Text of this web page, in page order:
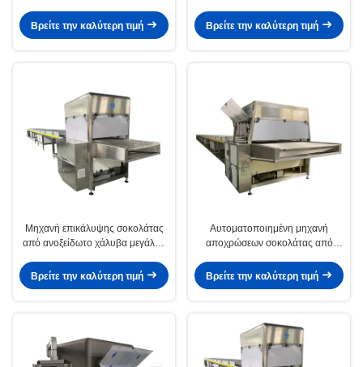
ζαχαρωτών
Βρείτε την καλύτερη τιμή
PLC
Βρείτε την καλύτερη τιμή
Μηχανή επικάλυψης σοκολάτας
από ανοξείδωτο χάλυβα μεγάλης
ελέγχου PLC
Βρείτε την καλύτερη τιμή
Αυτοματοποιημένη μηχανή
αποχρώσεων σοκολάτας από
Belt Copeland Compressor PLC
Control
Βρείτε την καλύτερη τιμή